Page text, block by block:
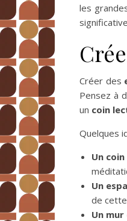
les
Créer des
Pensez à
un coin
Quelques
Un
Un
de
Un